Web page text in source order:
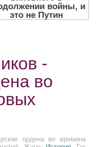
-
во
ордена во времена